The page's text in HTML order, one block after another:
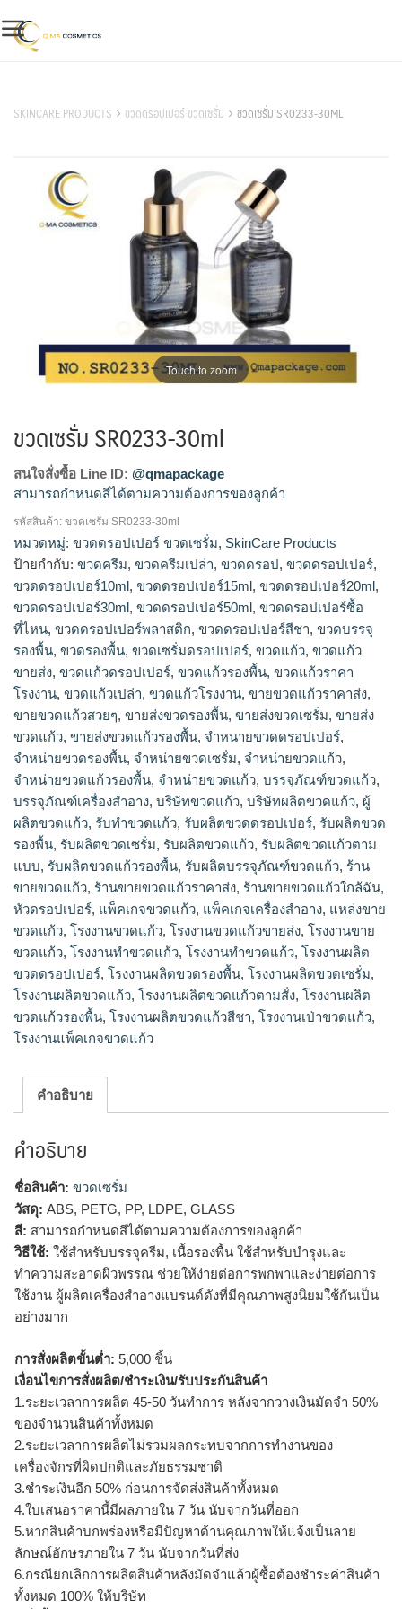
to
content
SKINCARE PRODUCTS ขวดดรอปเปอร์ ขวดเซรั่ม ขวดเซรั่ม SR0233-30ML
Touch to zoom
ขวดเซรั่ม SR0233-30ml
สนใจสั่งซื้อ Line ID: @qmapackage
สามารถกำหนดสีได้ตามความต้องการของลูกค้า
ขวดครีม, ขวดครีมเปล่า, ขวดดรอป, ขวดดรอปเปอร์, ขวดดรอป
เปอร์10ml, ขวดดรอปเปอร์15ml, ขวดดรอปเปอร์20ml, ขวดดรอป
เปอร์30ml, ขวดดรอปเปอร์50ml, ขวดดรอปเปอร์ซื้อที่ไหน, ขวดดร
อปเปอร์พลาสติก, ขวดดรอปเปอร์สีชา, ขวดบรรจุรองพื้น, ขวดรอง
พื้น, ขวดเซรั่มดรอปเปอร์, ขวดแก้ว, ขวดแก้วขายส่ง, ขวดแก้วดร
อปเปอร์, ขวดแก้วรองพื้น, ขวดแก้วราคาโรงงาน, ขวดแก้วเปล่า,
ขวดแก้วโรงงาน, ขายขวดแก้วราคาส่ง, ขายขวดแก้วสวยๆ, ขายส่ง
ขวดรองพื้น, ขายส่งขวดเซรั่ม, ขายส่งขวดแก้ว, ขายส่งขวดแก้ว
รองพื้น, จำหนายขวดดรอปเปอร์, จำหน่ายขวดรองพื้น, จำหน่าย
ขวดเซรั่ม, จำหน่ายขวดแก้ว, จำหน่ายขวดแก้วรองพื้น, จําหน่าย
ขวดแก้ว, บรรจุภัณฑ์ขวดแก้ว, บรรจุภัณฑ์เครื่องสำอาง, บริษัท
ขวดแก้ว, บริษัทผลิตขวดแก้ว, ผู้ผลิตขวดแก้ว, รับทำขวดแก้ว, รับ
ผลิตขวดดรอปเปอร์, รับผลิตขวดรองพื้น, รับผลิตขวดเซรั่ม, รับ
ผลิตขวดแก้ว, รับผลิตขวดแก้วตามแบบ, รับผลิตขวดแก้วรองพื้น,
รับผลิตบรรจุภัณฑ์ขวดแก้ว, ร้านขายขวดแก้ว, ร้านขายขวดแก้ว
ราคาส่ง, ร้านขายขวดแก้วใกล้ฉัน, หัวดรอปเปอร์, แพ็คเกจขวด
แก้ว, แพ็คเกจเครื่องสำอาง, แหล่งขายขวดแก้ว, โรงงานขวดแก้ว,
โรงงานขวดแก้วขายส่ง, โรงงานขายขวดแก้ว, โรงงานทำขวดแก้ว,
โรงงานทําขวดแก้ว, โรงงานผลิตขวดดรอปเปอร์, โรงงานผลิตขวด
รองพื้น, โรงงานผลิตขวดเซรั่ม, โรงงานผลิตขวดแก้ว, โรงงานผลิต
ขวดแก้วตามสั่ง, โรงงานผลิตขวดแก้วรองพื้น, โรงงานผลิตขวด
แก้วสีชา, โรงงานเป่าขวดแก้ว, โรงงานแพ็คเกจขวดแก้ว
รหัสสินค้า: ขวดเซรั่ม SR0233-30ml
หมวดหมู่: ขวดดรอปเปอร์ ขวดเซรั่ม, SkinCare Products
ป้ายกำกับ: ขวดครีม, ขวดครีมเปล่า, ขวดดรอป, ขวดดรอปเปอร์,
ขวดดรอปเปอร์10ml, ขวดดรอปเปอร์15ml, ขวดดรอปเปอร์20ml,
ขวดดรอปเปอร์30ml, ขวดดรอปเปอร์50ml, ขวดดรอปเปอร์ซื้อ
ที่ไหน, ขวดดรอปเปอร์พลาสติก, ขวดดรอปเปอร์สีชา, ขวดบรรจุ
รองพื้น, ขวดรองพื้น, ขวดเซรั่มดรอปเปอร์, ขวดแก้ว, ขวดแก้ว
ขายส่ง, ขวดแก้วดรอปเปอร์, ขวดแก้วรองพื้น, ขวดแก้วราคา
โรงงาน, ขวดแก้วเปล่า, ขวดแก้วโรงงาน, ขายขวดแก้วราคาส่ง,
ขายขวดแก้วสวยๆ, ขายส่งขวดรองพื้น, ขายส่งขวดเซรั่ม, ขายส่ง
ขวดแก้ว, ขายส่งขวดแก้วรองพื้น, จำหนายขวดดรอปเปอร์,
จำหน่ายขวดรองพื้น, จำหน่ายขวดเซรั่ม, จำหน่ายขวดแก้ว,
จำหน่ายขวดแก้วรองพื้น, จําหน่ายขวดแก้ว, บรรจุภัณฑ์ขวดแก้ว,
บรรจุภัณฑ์เครื่องสำอาง, บริษัทขวดแก้ว, บริษัทผลิตขวดแก้ว, ผู้
ผลิตขวดแก้ว, รับทำขวดแก้ว, รับผลิตขวดดรอปเปอร์, รับผลิตขวด
รองพื้น, รับผลิตขวดเซรั่ม, รับผลิตขวดแก้ว, รับผลิตขวดแก้วตาม
แบบ, รับผลิตขวดแก้วรองพื้น, รับผลิตบรรจุภัณฑ์ขวดแก้ว, ร้าน
ขายขวดแก้ว, ร้านขายขวดแก้วราคาส่ง, ร้านขายขวดแก้วใกล้ฉัน,
หัวดรอปเปอร์, แพ็คเกจขวดแก้ว, แพ็คเกจเครื่องสำอาง, แหล่งขาย
ขวดแก้ว, โรงงานขวดแก้ว, โรงงานขวดแก้วขายส่ง, โรงงานขาย
ขวดแก้ว, โรงงานทำขวดแก้ว, โรงงานทําขวดแก้ว, โรงงานผลิต
ขวดดรอปเปอร์, โรงงานผลิตขวดรองพื้น, โรงงานผลิตขวดเซรั่ม,
โรงงานผลิตขวดแก้ว, โรงงานผลิตขวดแก้วตามสั่ง, โรงงานผลิต
ขวดแก้วรองพื้น, โรงงานผลิตขวดแก้วสีชา, โรงงานเป่าขวดแก้ว,
โรงงานแพ็คเกจขวดแก้ว
คำอธิบาย
คำอธิบาย
ชื่อสินค้า: ขวดเซรั่ม
วัสดุ: ABS, PETG, PP, LDPE, GLASS
สี: สามารถกำหนดสีได้ตามความต้องการของลูกค้า
วิธีใช้: ใช้สำหรับบรรจุครีม, เนื้อรองพื้น ใช้สำหรับบำรุงและ
ทำความสะอาดผิวพรรณ ช่วยให้ง่ายต่อการพกพาและง่ายต่อการ
ใช้งาน ผู้ผลิตเครื่องสำอางแบรนด์ดังที่มีคุณภาพสูงนิยมใช้กันเป็น
อย่างมาก
การสั่งผลิตขั้นต่ำ: 5,000 ชิ้น
เงื่อนไขการสั่งผลิต/ชำระเงิน/รับประกันสินค้า
1.ระยะเวลาการผลิต 45-50 วันทำการ หลังจากวางเงินมัดจำ 50%
ของจำนวนสินค้าทั้งหมด
2.ระยะเวลาการผลิตไม่รวมผลกระทบจากการทำงานของ
เครื่องจักรที่ผิดปกติและภัยธรรมชาติ
3.ชำระเงินอีก 50% ก่อนการจัดส่งสินค้าทั้งหมด
4.ใบเสนอราคานี้มีผลภายใน 7 วัน นับจากวันที่ออก
5.หากสินค้าบกพร่องหรือมีปัญหาด้านคุณภาพให้แจ้งเป็นลาย
ลักษณ์อักษรภายใน 7 วัน นับจากวันที่ส่ง
6.กรณียกเลิกการผลิตสินค้าหลังมัดจำแล้วผู้ซื้อต้องชำระค่าสินค้า
ทั้งหมด 100% ให้บริษัท